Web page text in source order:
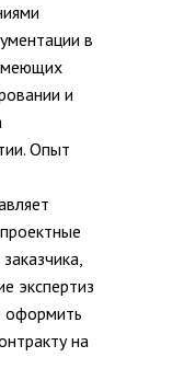
в
и
Опыт
экспертиз
оформить
на